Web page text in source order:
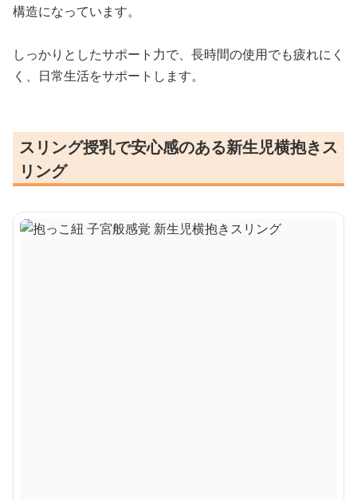
構造になっています。
しっかりとしたサポート力で、長時間の使用でも疲れにく
く、日常生活をサポートします。
スリング授乳で安心感のある新生児横抱きス
リング